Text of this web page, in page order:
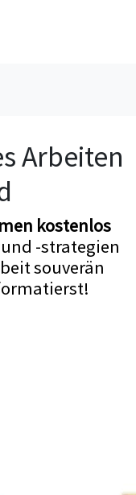
Arbeiten
kostenlos
-strategien
souverän